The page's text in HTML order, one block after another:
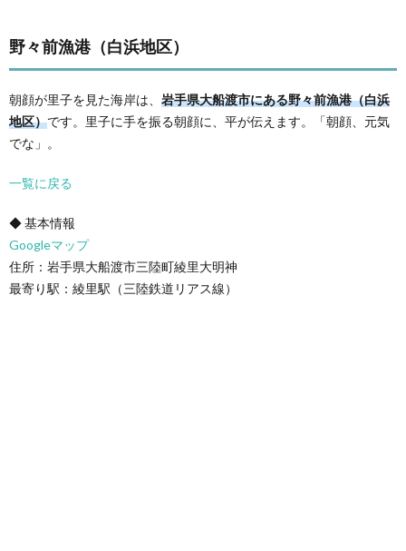
野々前漁港（白浜地区）
朝顔が里子を見た海岸は、 岩手県大船渡市にある野々前漁港（白浜
地区）です。里子に手を振る朝顔に、平が伝えます。「朝顔、元気
でな」。
一覧に戻る
◆ 基本情報
Googleマップ
住所：岩手県大船渡市三陸町綾里大明神
最寄り駅：綾里駅（三陸鉄道リアス線）